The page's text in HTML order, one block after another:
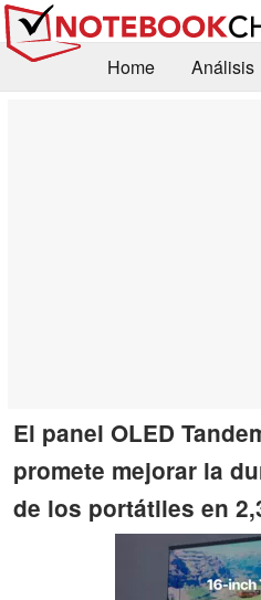
Home Análisis
El panel OLED
promete mejorar la
de los portátiles en